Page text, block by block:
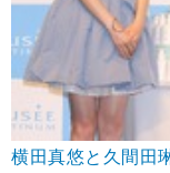
横田真悠と久間田